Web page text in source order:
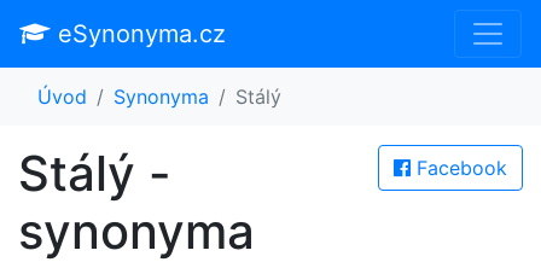
eSynonyma.cz
Úvod Synonyma Stálý
Facebook
Stálý -
synonyma